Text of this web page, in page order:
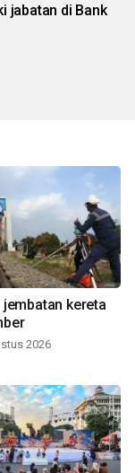
jabatan di Bank
kereta
2026